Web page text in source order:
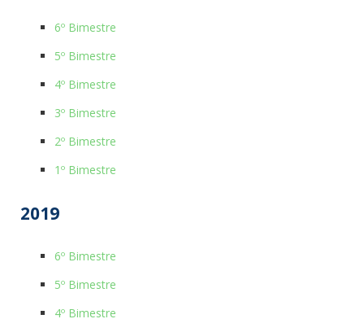
6º Bimestre
5º Bimestre
4º Bimestre
3º Bimestre
2º Bimestre
1º Bimestre
2019
6º Bimestre
5º Bimestre
4º Bimestre